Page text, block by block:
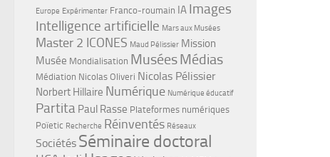
Europe Expérimenter Franco-roumain IA Images
Intelligence artificielle Mars aux Musées
Master 2 ICONES Maud Pélissier Mission
Musée Mondialisation MuséesMédias
Médiation Nicolas Oliveri Nicolas Pélissier
Norbert Hillaire Numérique Numérique éducatif
Partita Paul Rasse Plateformes numériques
Poïetic Recherche Réinventés Réseaux
Sociétés Séminaire doctoral